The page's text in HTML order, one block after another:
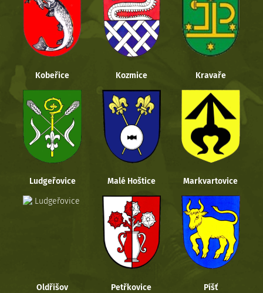
Kobeřice Kozmice Kravaře
Ludgeřovice Malé Hoštice Markvartovice
Oldřišov Petřkovice Píšť